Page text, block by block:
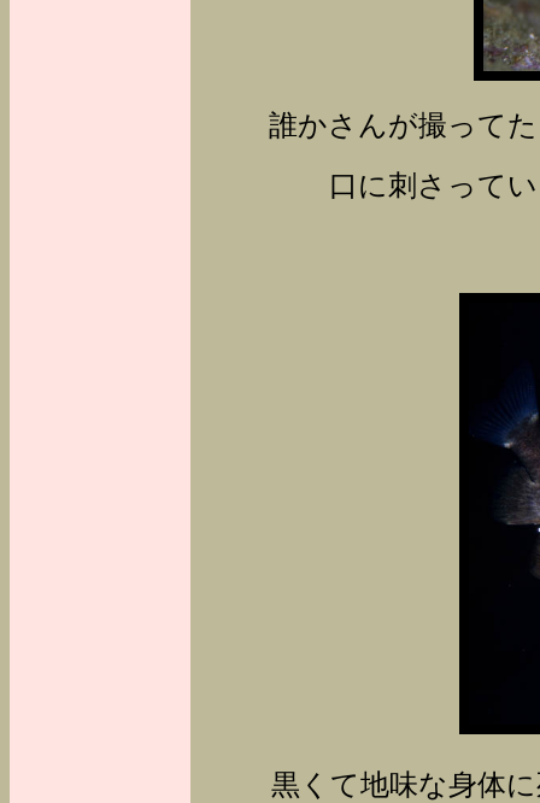
誰かさんが撮って
口に刺さって
黒くて地味な身体